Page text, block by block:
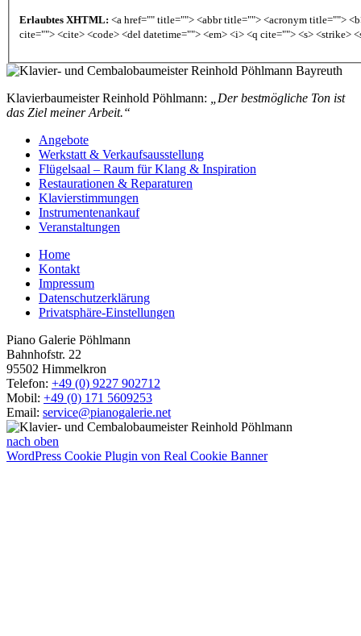
Erlaubtes XHTML: <a href="" title=""> <abbr title=""> <acronym title="">
cite=""> <cite> <code> <del datetime=""> <em> <i> <q cite=""> <s> <strike>
Klavierbaumeister Reinhold Pöhlmann:
„Der bestmögliche Ton ist
das Ziel meiner Arbeit.“
Angebote
Werkstatt & Verkaufsausstellung
Flügelsaal – Raum für Klang & Inspiration
Restaurationen & Reparaturen
Klavierstimmungen
Instrumentenankauf
Veranstaltungen
Home
Kontakt
Impressum
Datenschutzerklärung
Privatsphäre-Einstellungen
Piano Galerie Pöhlmann
Bahnhofstr. 22
95502 Himmelkron
Telefon: +49 (0) 9227 902712
Mobil: +49 (0) 171 5609253
Email: service@pianogalerie.net
nach oben
WordPress Cookie Plugin von Real Cookie Banner